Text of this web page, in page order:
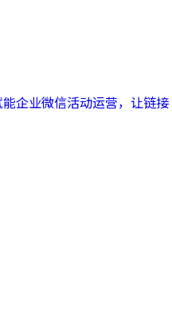
能企业微信活动运营，让链接